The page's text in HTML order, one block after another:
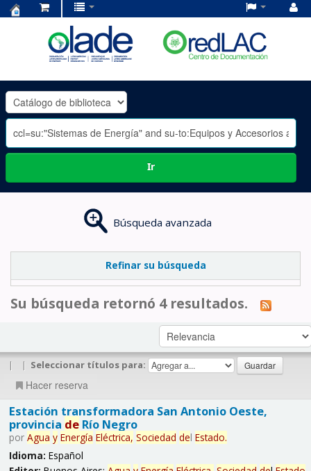
OLADE
-
Ir
Búsqueda avanzada
Refinar su búsqueda
Su búsqueda retornó 4 resultados.
| | Seleccionar títulos para:
Hacer reserva
Estación transformadora San Antonio Oeste,
provincia deRío Negro
por Agua y Energía Eléctrica, Sociedad del Estado.
Idioma: Español